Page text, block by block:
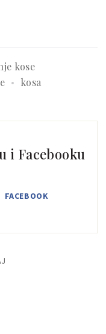
kose
kosa
i Facebooku
FACEBOOK